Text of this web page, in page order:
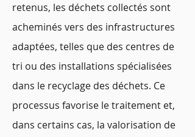
retenus, les déchets collectés sont
acheminés vers des infrastructures
adaptées, telles que des centres de
tri ou des installations spécialisées
dans le recyclage des déchets. Ce
processus favorise le traitement et,
dans certains cas, la valorisation de